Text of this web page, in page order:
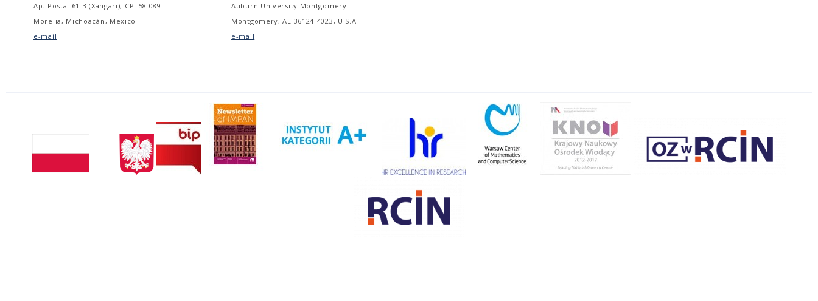
Ap. Postal 61-3 (Xangari), CP. 58 089
Morelia, Michoacán, Mexico
e-mail
Auburn University Montgomery
Montgomery, AL 36124-4023, U.S.A.
e-mail